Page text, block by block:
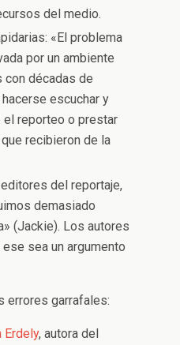
del medio.
«El problema
por un ambiente
décadas de
escuchar y
reporteo o prestar
recibieron de la
del reportaje,
demasiado
(Jackie). Los autores
sea un argumento
errores garrafales:
Erdely, autora del